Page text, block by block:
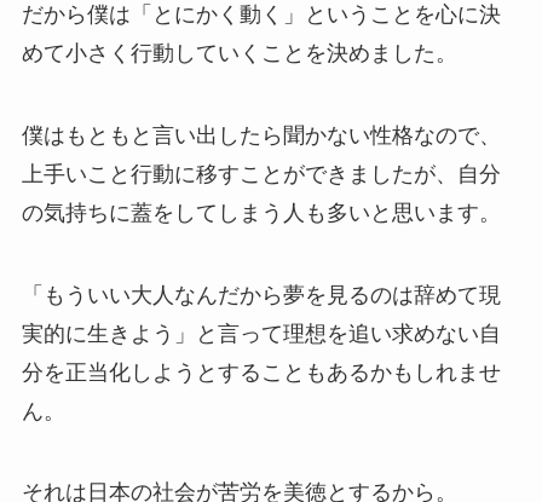
だから僕は「とにかく動く」ということを心に決
めて小さく行動していくことを決めました。
僕はもともと言い出したら聞かない性格なので、
上手いこと行動に移すことができましたが、自分
の気持ちに蓋をしてしまう人も多いと思います。
「もういい大人なんだから夢を見るのは辞めて現
実的に生きよう」と言って理想を追い求めない自
分を正当化しようとすることもあるかもしれませ
ん。
それは日本の社会が苦労を美徳とするから。